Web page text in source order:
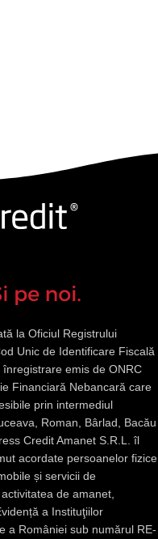
la Oficiul Registrului
Unic de Identificare Fiscală
emis de ONRC
Financiară Nebancară care
prin intermediul
Roman, Bârlad, Bacău
Credit Amanet S.R.L. îl
acordate persoanelor fizice
și servicii de
de amanet,
a Instituţiilor
a României sub numărul RE-